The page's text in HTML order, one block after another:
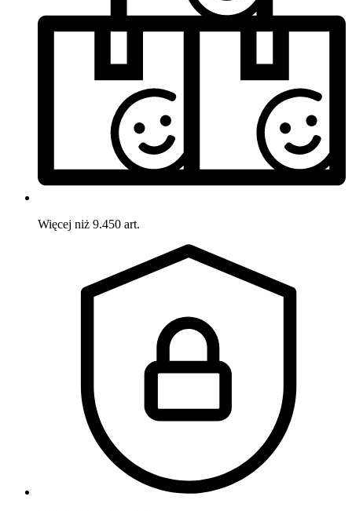
Więcej niż 9.450 art.